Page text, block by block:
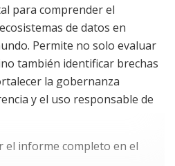
para comprender el
de datos en
Permite no solo evaluar
también identificar brechas
la gobernanza
y el uso responsable de
el informe completo en el